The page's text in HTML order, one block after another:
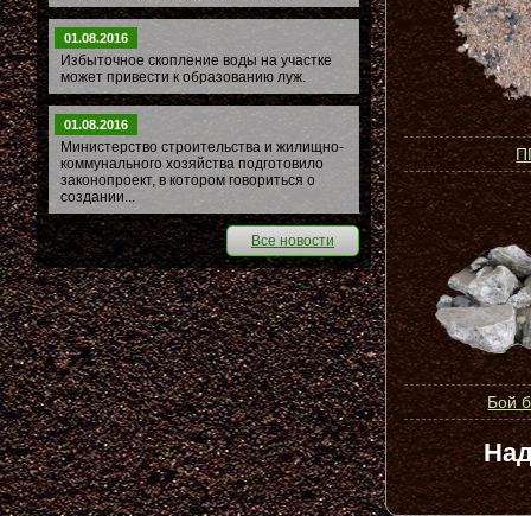
Бой
01.08.2016
Избыточное скопление воды на участке
может привести к образованию луж.
01.08.2016
Министерство строительства и жилищно-
коммунального хозяйства подготовило
законопроект, в котором говориться о
создании...
Все новости